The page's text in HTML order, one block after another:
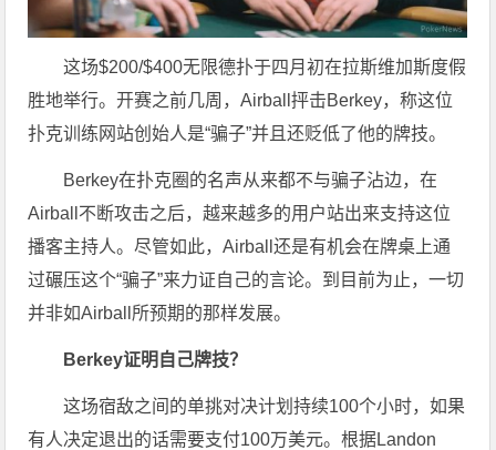
这场$200/$400无限德扑于四月初在拉斯维加斯度假
胜地举行。开赛之前几周，Airball抨击Berkey，称这位
扑克训练网站创始人是“骗子”并且还贬低了他的牌技。
Berkey在扑克圈的名声从来都不与骗子沾边，在
Airball不断攻击之后，越来越多的用户站出来支持这位
播客主持人。尽管如此，Airball还是有机会在牌桌上通
过碾压这个“骗子”来力证自己的言论。到目前为止，一切
并非如Airball所预期的那样发展。
Berkey证明自己牌技？
这场宿敌之间的单挑对决计划持续100个小时，如果
有人决定退出的话需要支付100万美元。根据Landon